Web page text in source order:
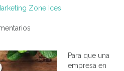
Zone Icesi
Para que una
empresa en